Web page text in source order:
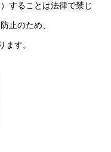
することは法律で禁じ
止のため、
す。